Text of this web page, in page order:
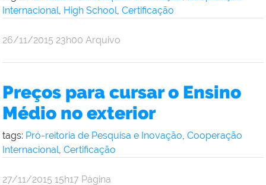
Internacional, High School, Certificação
por
Reitoria
publicado
26/11/2015 23h00 Arquivo
Preços para cursar o Ensino
Médio no exterior
tags: Pró-reitoria de Pesquisa e Inovação, Cooperação
Internacional, Certificação
por
publicado
27/11/2015 15h17 Página